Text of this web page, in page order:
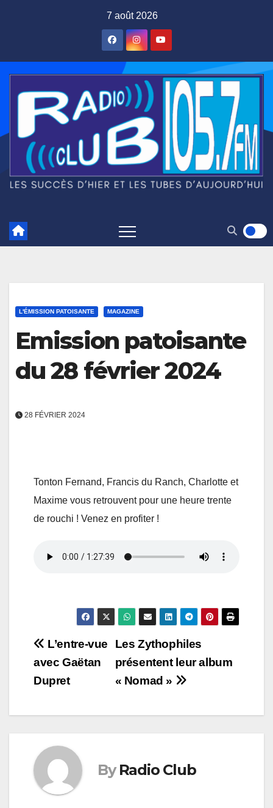
7 août 2026
L'ÉMISSION PATOISANTE MAGAZINE
Emission patoisante
du 28 février 2024
28 FÉVRIER 2024
Tonton Fernand, Francis du Ranch, Charlotte et
Maxime vous retrouvent pour une heure trente
de rouchi ! Venez en profiter !
Navigation
de
Les Zythophiles
présentent leur album
« Nomad »
L’entre-vue
avec Gaëtan
Dupret
By Radio Club